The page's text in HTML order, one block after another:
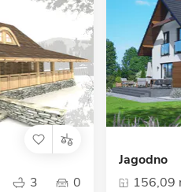
3 0
Jagodno
156,09